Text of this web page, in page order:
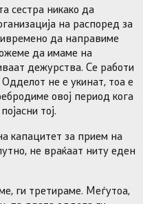
сестра никако да
на распоред за
да направиме
да имаме на
дежурства. Се работи
не е укинат, тоа е
овој период кога
тој.
капацитет за прием на
не враќаат ниту еден
ги третираме. Меѓутоа,